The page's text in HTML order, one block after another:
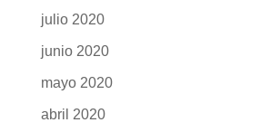
diciembre 2020
noviembre 2020
octubre 2020
septiembre 2020